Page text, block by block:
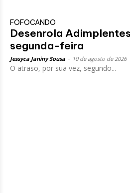
FOFOCANDO
Desenrola
segunda-feira
Jessyca Janiny Sousa 10 de agosto de 2026
O atraso, por sua vez, segundo...